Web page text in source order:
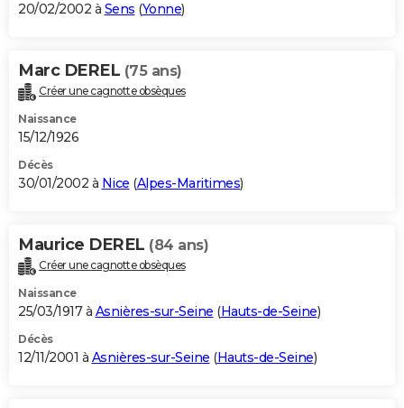
20/02/2002 à Sens (Yonne)
Marc DEREL (75 ans)
Créer une cagnotte obsèques
Naissance
15/12/1926
Décès
30/01/2002 à Nice (Alpes-Maritimes)
Maurice DEREL (84 ans)
Créer une cagnotte obsèques
Naissance
25/03/1917 à Asnières-sur-Seine (Hauts-de-Seine)
Décès
12/11/2001 à Asnières-sur-Seine (Hauts-de-Seine)